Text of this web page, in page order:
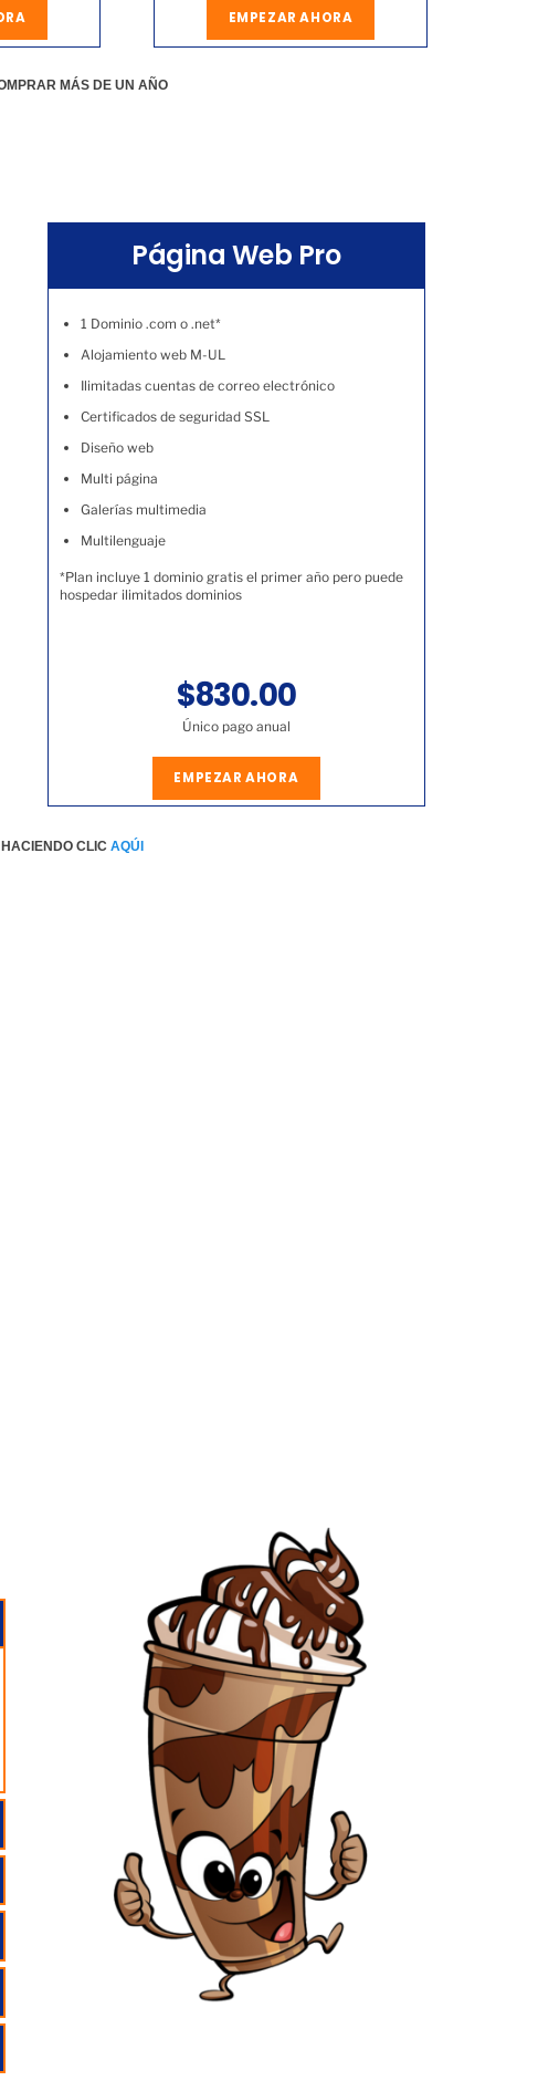
EMPEZAR AHORA
MÁS DE UN AÑO
Página Web Pro
1 Dominio .com o .net*
Alojamiento web M-UL
Ilimitadas cuentas de correo electrónico
Certificados de seguridad SSL
Diseño web
Multi página
Galerías multimedia
Multilenguaje
*Plan incluye 1 dominio gratis el primer año pero puede
hospedar ilimitados dominios
$830.00
Único pago anual
EMPEZAR AHORA
CLIC AQÚI